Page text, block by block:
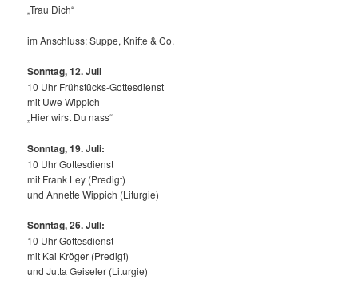
„Trau Dich“
im Anschluss: Suppe, Knifte & Co.
Sonntag, 12.Juli
10 Uhr Frühstücks-Gottesdienst
mit Uwe Wippich
„Hier wirst Du nass“
Sonntag, 19. Juli:
10 Uhr Gottesdienst
mit Frank Ley (Predigt)
und Annette Wippich (Liturgie)
Sonntag, 26. Juli:
10 Uhr Gottesdienst
mit Kai Kröger (Predigt)
und Jutta Geiseler (Liturgie)